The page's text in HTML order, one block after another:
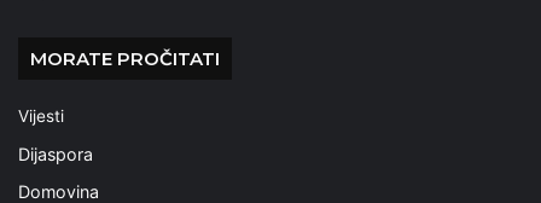
MORATE PROČITATI
Vijesti
Dijaspora
Domovina